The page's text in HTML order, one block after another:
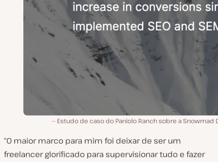
Estudo de caso do Paniolo Ranch sobre a Snowmad
“O maior marco para mim foi deixar de ser um
freelancer glorificado para supervisionar tudo e fazer